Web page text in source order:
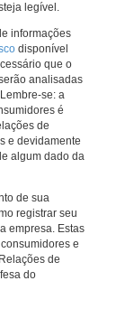
legível.
informações
disponível
que o
analisadas
se: a
é
de
e devidamente
algum dado da
de sua
registrar seu
empresa. Estas
e
de
do